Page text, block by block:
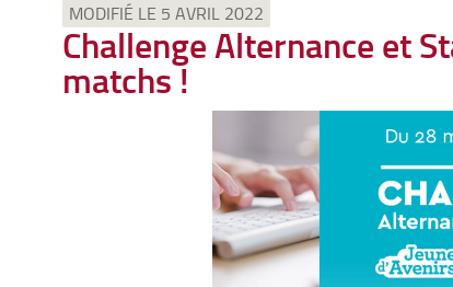
MODIFIÉ LE 5 AVRIL 2022
Challenge Alternance et
matchs !